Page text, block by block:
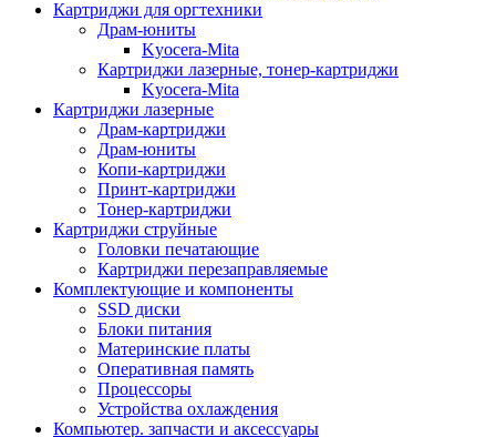
Картриджи для оргтехники
Драм-юниты
Kyocera-Mita
Картриджи лазерные, тонер-картриджи
Kyocera-Mita
Картриджи лазерные
Драм-картриджи
Драм-юниты
Копи-картриджи
Принт-картриджи
Тонер-картриджи
Картриджи струйные
Головки печатающие
Картриджи перезаправляемые
Комплектующие и компоненты
SSD диски
Блоки питания
Материнские платы
Оперативная память
Процессоры
Устройства охлаждения
Компьютер. запчасти и аксессуары